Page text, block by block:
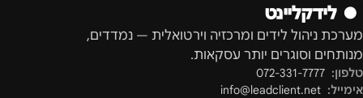
● לידקליינט
מערכת ניהול לידים ומרכזיה וירטואלית — נמדדים,
מנותחים וסוגרים יותר עסקאות.
טלפון: 072-331-7777
אימייל: info@leadclient.net